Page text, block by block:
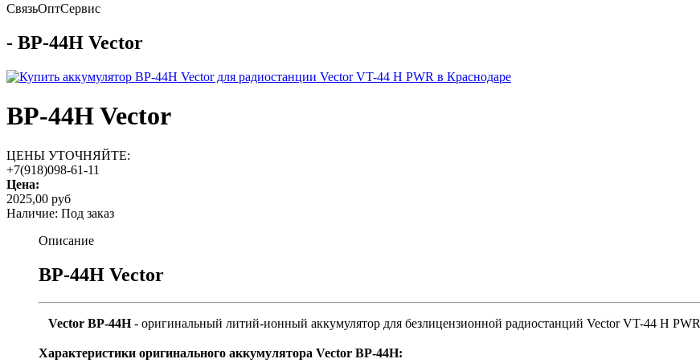
СвязьОптСервис
- BP-44H Vector
BP-44H Vector
ЦЕНЫ УТОЧНЯЙТЕ:
+7(918)098-61-11
Цена:
2025,00 руб
Наличие: Под заказ
Описание
BP-44H Vector
Vector BP-44H- оригинальный литий-ионный аккумулятор для безлицензионной радиостанций Vector VT-44 H PWR
Характеристики оригинального аккумулятора Vector BP-44H: